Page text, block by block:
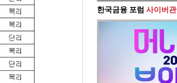
한국금융 포럼 사이버관